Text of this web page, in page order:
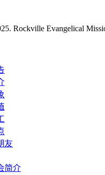
Rockville Evangelical
友
简介